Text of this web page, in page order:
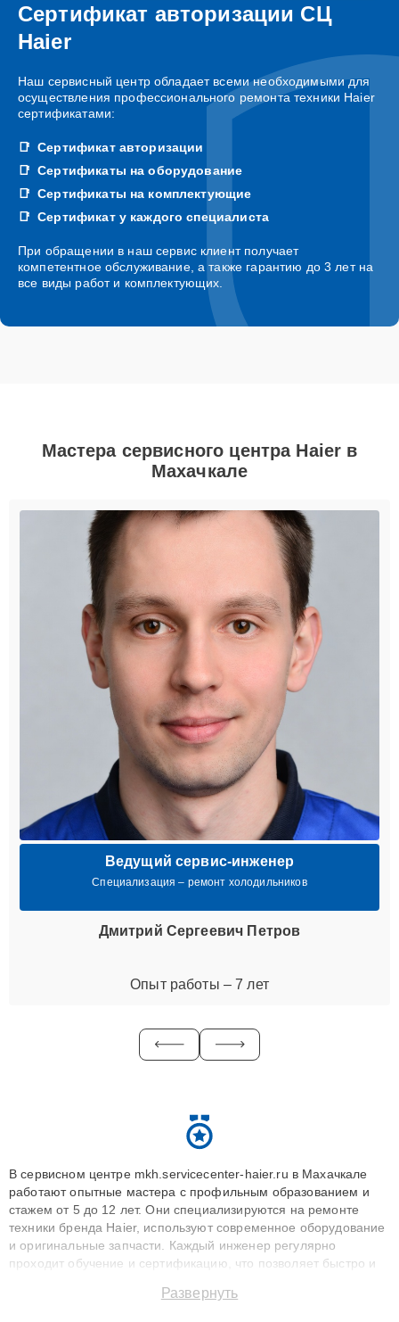
Сертификат авторизации СЦ
Haier
Наш сервисный центр обладает всеми необходимыми для
осуществления профессионального ремонта техники Haier
сертификатами:
Сертификат авторизации
Сертификаты на оборудование
Сертификаты на комплектующие
Сертификат у каждого специалиста
При обращении в наш сервис клиент получает
компетентное обслуживание, а также гарантию до 3 лет на
все виды работ и комплектующих.
Мастера сервисного центра Haier в
Махачкале
Ведущий сервис-инженер
Специализация – ремонт холодильников
Дмитрий Сергеевич Петров
Опыт работы – 7 лет
В сервисном центре mkh.servicecenter-haier.ru в Махачкале
работают опытные мастера с профильным образованием и
стажем от 5 до 12 лет. Они специализируются на ремонте
техники бренда Haier, используют современное оборудование
и оригинальные запчасти. Каждый инженер регулярно
проходит обучение и сертификацию, что позволяет быстро и
сохранением гарантии до 3 лет. Наши мастера решают
Развернуть